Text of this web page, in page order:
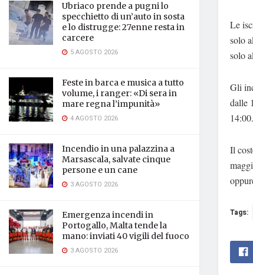
Ubriaco prende a pugni lo
specchietto di un’auto in sosta
e lo distrugge: 27enne resta in
carcere
5 AGOSTO 2026
Feste in barca e musica a tutto
volume, i ranger: «Di sera in
mare regna l’impunità»
4 AGOSTO 2026
Incendio in una palazzina a
Marsascala, salvate cinque
persone e un cane
3 AGOSTO 2026
Emergenza incendi in
Portogallo, Malta tende la
mano: inviati 40 vigili del fuoco
3 AGOSTO 2026
Le
solo
solo
Gli
dalle
14:00.
Il
Tags: